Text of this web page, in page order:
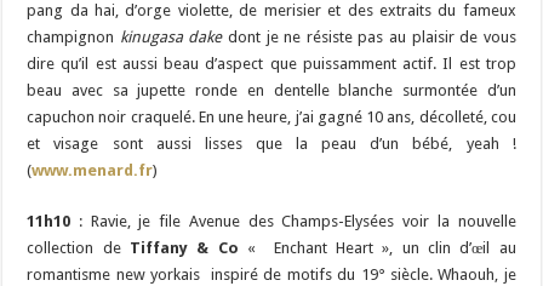
pang da hai, d’orge violette, de merisier et des extraits du fameux
champignon kinugasa dakedont je ne résiste pas au plaisir de vous
dire qu’il est aussi beau d’aspect que puissamment actif. Il est trop
beau avec sa jupette ronde en dentelle blanche surmontée d’un
capuchon noir craquelé. En une heure, j’ai gagné 10 ans, décolleté, cou
et visage sont aussi lisses que la peau d’un bébé, yeah !
(www.menard.fr)
11h10 : Ravie, je file Avenue des Champs-Elysées voir la nouvelle
collection de Tiffany & Co « Enchant Heart », un clin d’œil au
romantisme new yorkais inspiré de motifs du 19° siècle. Whaouh, je